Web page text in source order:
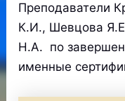
Преподаватели
К.И., Шевцова
Н.А. по
именные